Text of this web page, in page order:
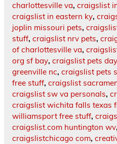
charlottesville va, craigslist
craigslist in eastern ky,
joplin missouri pets,
stuff, craigslist nrv pets,
of charlottesville va,
org sf bay, craigslist pets
greenville nc, craigslist pets
free stuff, craigslist
craigslist sw va personals,
craigslist wichita falls texas
williamsport free stuff,
craigslist.com huntington wv,
craigslistchicago com,